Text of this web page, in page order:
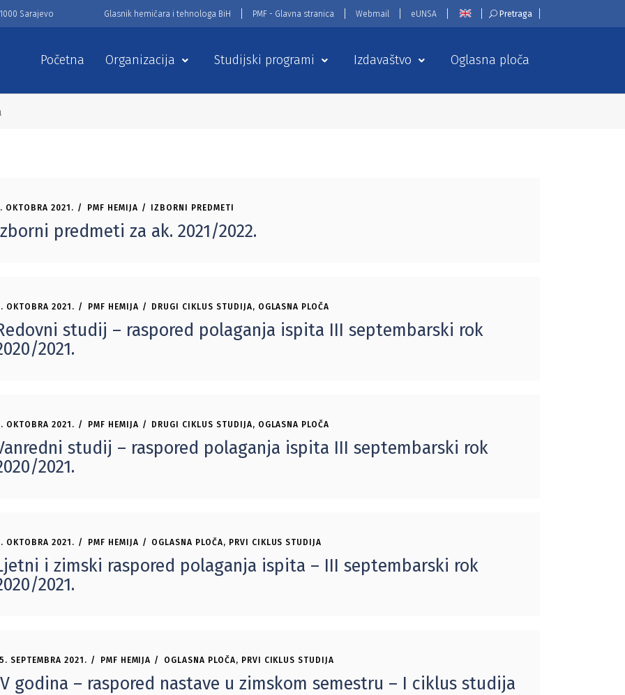
Sarajevo Glasnik hemičara i tehnologa BiH PMF - Glavna stranica Webmail eUNSA Pretraga
Početna Organizacija Studijski programi Izdavaštvo Oglasna ploča
OKTOBRA 2021. PMF HEMIJA IZBORNI PREDMETI
predmeti za ak. 2021/2022.
OKTOBRA 2021. PMF HEMIJA DRUGI CIKLUS STUDIJA, OGLASNA PLOČA
studij – raspored polaganja ispita III septembarski rok
2021.
OKTOBRA 2021. PMF HEMIJA DRUGI CIKLUS STUDIJA, OGLASNA PLOČA
studij – raspored polaganja ispita III septembarski rok
2021.
OKTOBRA 2021. PMF HEMIJA OGLASNA PLOČA, PRVI CIKLUS STUDIJA
i zimski raspored polaganja ispita – III septembarski rok
2021.
SEPTEMBRA 2021. PMF HEMIJA OGLASNA PLOČA, PRVI CIKLUS STUDIJA
godina – raspored nastave u zimskom semestru – I ciklus studija